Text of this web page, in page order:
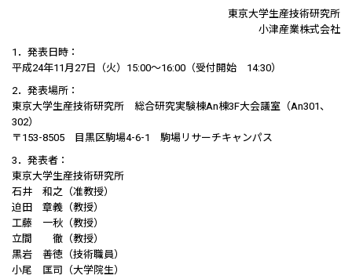
東京大学生産技術研究所
小津産業株式会社
1．発表日時：
平成24年11月27日（火）15:00～16:00（受付開始 14:30）
2．発表場所：
東京大学生産技術研究所 総合研究実験棟An棟3F大会議室（An301、
302）
〒153-8505 目黒区駒場4-6-1 駒場リサーチキャンパス
3．発表者：
東京大学生産技術研究所
石井 和之（准教授）
迫田 章義（教授）
工藤 一秋（教授）
立間 徹（教授）
黒岩 善徳（技術職員）
小尾 匡司（大学院生）